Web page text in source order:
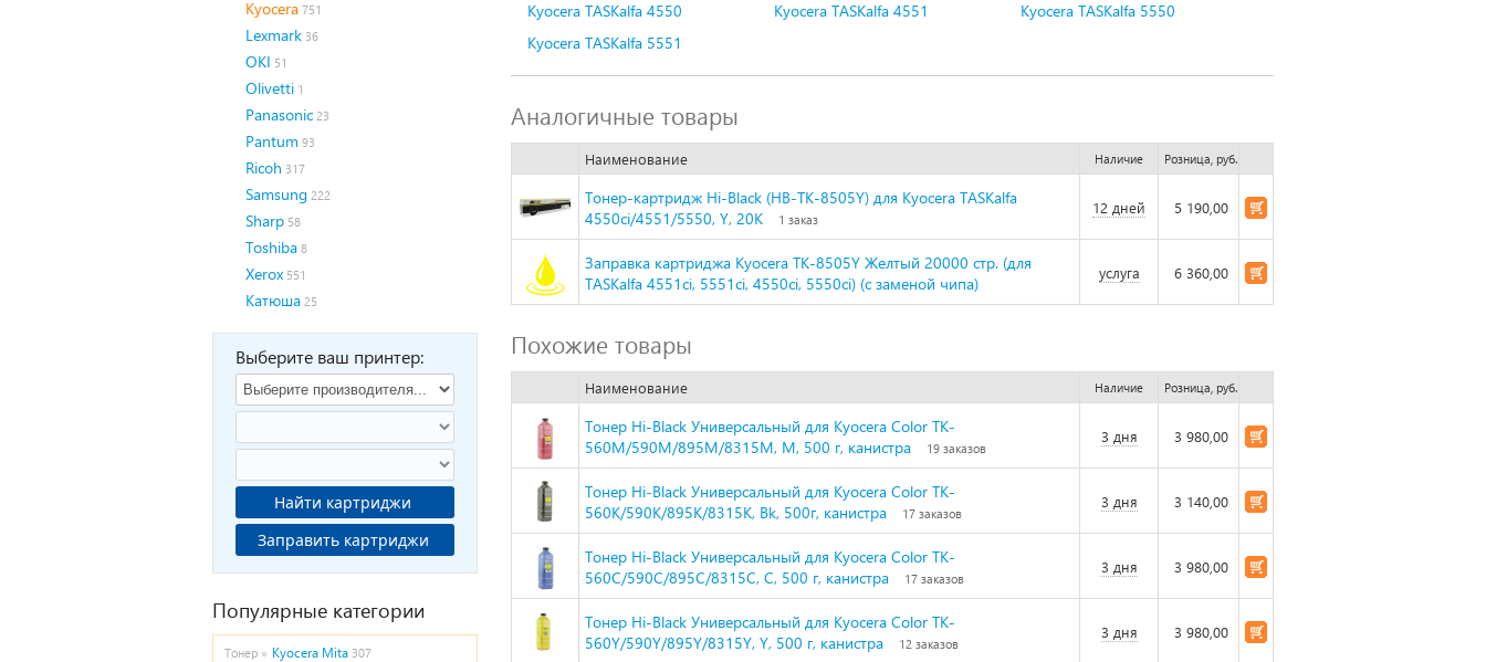
Kyocera 751
Lexmark 36
OKI 51
Olivetti 1
Panasonic 23
Pantum 93
Ricoh 317
Samsung 222
Sharp 58
Toshiba 8
Xerox 551
Катюша 25
Выберите ваш принтер:
Найти картриджи
Заправить картриджи
Популярные категории
Тонер » Kyocera Mita 307
Kyocera TASKalfa 4550 Kyocera TASKalfa 4551
Kyocera TASKalfa 5550
Kyocera TASKalfa 5551
Аналогичные товары
Наименование Наличие Розница, руб.
Тонер-картридж Hi-Black (HB-TK-8505Y) для Kyocera TASKalfa
4550ci/4551/5550, Y, 20K
1 заказ
12 дней 5 190,00
Заправка картриджа Kyocera TK-8505Y Желтый 20000 стр. (для
TASKalfa 4551ci, 5551ci, 4550ci, 5550ci) (с заменой чипа)
услуга 6 360,00
Похожие товары
Наименование Наличие Розница, руб.
Тонер Hi-Black Универсальный для Kyocera Color TK-
560M/590M/895M/8315M, M, 500 г, канистра
19 заказов
3 дня 3 980,00
Тонер Hi-Black Универсальный для Kyocera Color TK-
560K/590K/895K/8315K, Bk, 500г, канистра
17 заказов
3 дня 3 140,00
Тонер Hi-Black Универсальный для Kyocera Color TK-
560C/590C/895C/8315C, C, 500 г, канистра
17 заказов
3 дня 3 980,00
Тонер Hi-Black Универсальный для Kyocera Color TK-
560Y/590Y/895Y/8315Y, Y, 500 г, канистра
12 заказов
3 дня 3 980,00